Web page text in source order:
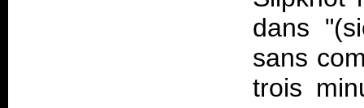
dans
sans
trois